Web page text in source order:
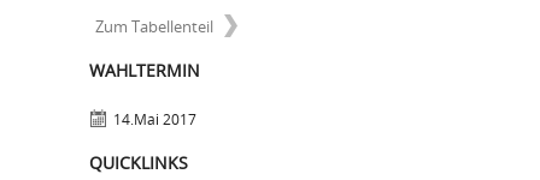
Zum Tabellenteil
WAHLTERMIN
14.Mai 2017
QUICKLINKS